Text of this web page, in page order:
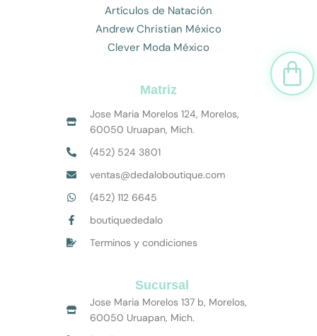
Artículos de Natación
Andrew Christian México
Clever Moda México
Matriz
Jose Maria Morelos 124, Morelos,
60050 Uruapan, Mich.
(452) 524 3801
ventas@dedaloboutique.com
(452) 112 6645
boutiquededalo
Terminos y condiciones
Sucursal
Jose Maria Morelos 137 b, Morelos,
60050 Uruapan, Mich.